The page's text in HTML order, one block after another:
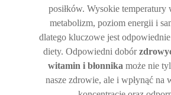
posiłków. Wysokie temperatury
metabolizm, poziom energii i
dlatego kluczowe jest
diety. Odpowiedni dobór
witamin i błonnika może nie
nasze zdrowie, ale i wpłynąć na